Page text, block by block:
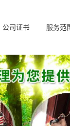
公司证书 服务范